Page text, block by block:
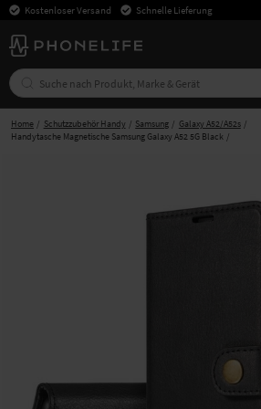
Kostenloser Versand Schnelle Lieferung
Home Schutzzubehör Handy Samsung
Galaxy A52/A52s
Handytasche Magnetische Samsung Galaxy A52 5G Black